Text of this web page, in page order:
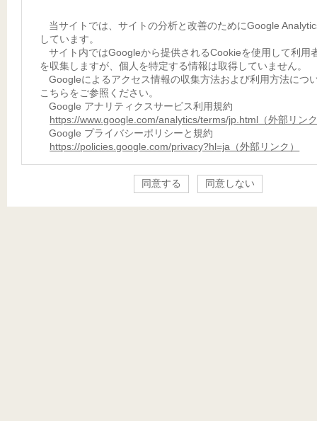
当サイトでは、サイトの分析と改善のためにGoogle
しています。
サイト内ではGoogleから提供されるCookieを使用して利用
を収集しますが、個人を特定する情報は取得していません。
Googleによるアクセス情報の収集方法および利用方法につ
こちらをご参照ください。
Google アナリティクスサービス利用規約
https://www.google.com/analytics/terms/jp.html（外部リン
Google プライバシーポリシーと規約
https://policies.google.com/privacy?hl=ja（外部リンク）
同意する 同意しない